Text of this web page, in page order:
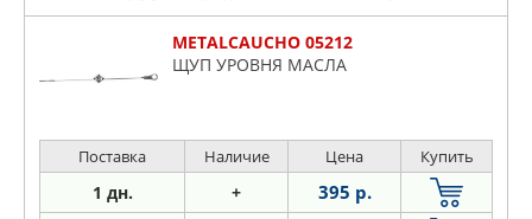
METALCAUCHO 05212
ЩУП УРОВНЯ МАСЛА
Поставка Наличие Цена Купить
1 дн. + 395 р.